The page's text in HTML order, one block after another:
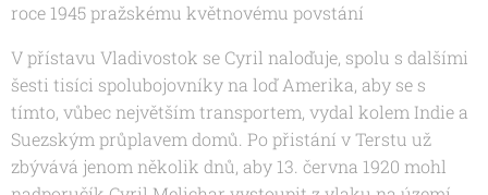
roce 1945 pražskému květnovému povstání
V přístavu Vladivostok se Cyril naloďuje, spolu s dalšími
šesti tisíci spolubojovníky na loď Amerika, aby se s
tímto, vůbec největším transportem, vydal kolem Indie a
Suezským průplavem domů. Po přistání v Terstu už
zbývává jenom několik dnů, aby 13. června 1920 mohl